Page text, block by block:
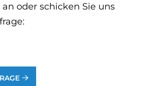
oder schicken Sie uns